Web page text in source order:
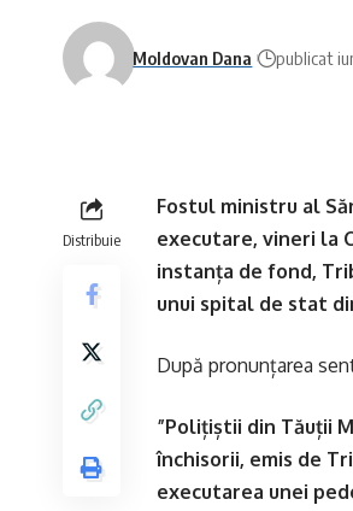
Moldovan Dana publicat
Distribuie
Fostul ministru al
executare, vineri la
instanța de fond,
unui spital de stat
După pronunțarea
”Polițiștii din Tăuții
închisorii, emis de
executarea unei